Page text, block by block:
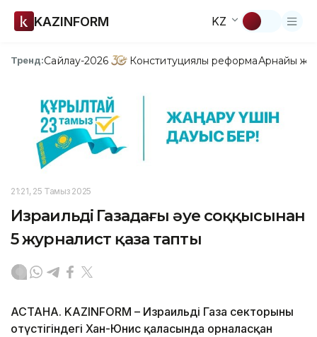
KAZINFORM KZ
Тренд:Сайлау-2026 Конституциялық реформаАрнайы
21:21, 25 Тамыз 2025
Израильдің Газадағы әуе соққысынан
5 журналист қаза тапты
АСТАНА. KAZINFORM – Израильдің Газа секторының
оңтүстігіндегі Хан-Юнис қаласында орналасқан